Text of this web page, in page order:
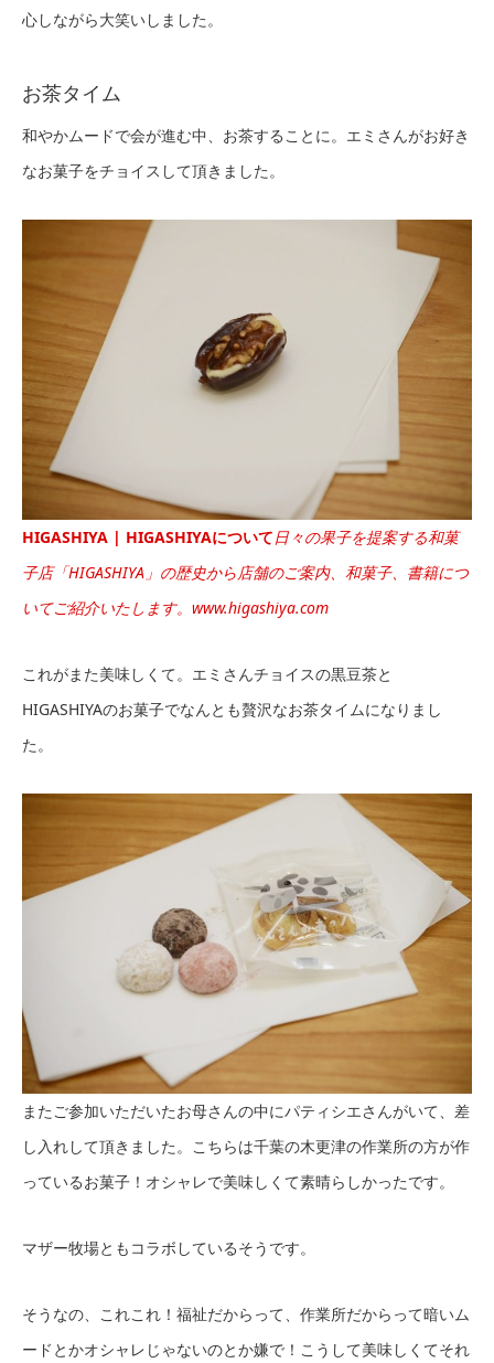
心しながら大笑いしました。
お茶タイム
和やかムードで会が進む中、お茶することに。エミさんがお好き
なお菓子をチョイスして頂きました。
HIGASHIYA | HIGASHIYAについて日々の果子を提案する和菓
子店「HIGASHIYA」の歴史から店舗のご案内、和菓子、書籍につ
いてご紹介いたします。 www.higashiya.com
これがまた美味しくて。エミさんチョイスの黒豆茶と
HIGASHIYAのお菓子でなんとも贅沢なお茶タイムになりまし
た。
またご参加いただいたお母さんの中にパティシエさんがいて、差
し入れして頂きました。こちらは千葉の木更津の作業所の方が作
っているお菓子！オシャレで美味しくて素晴らしかったです。
マザー牧場ともコラボしているそうです。
そうなの、これこれ！福祉だからって、作業所だからって暗いム
ードとかオシャレじゃないのとか嫌で！こうして美味しくてそれ